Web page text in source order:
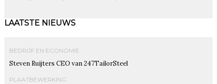
LAATSTE NIEUWS
BEDRIJF EN ECONOMIE
Steven Ruijters CEO van 247TailorSteel
PLAATBEWERKING